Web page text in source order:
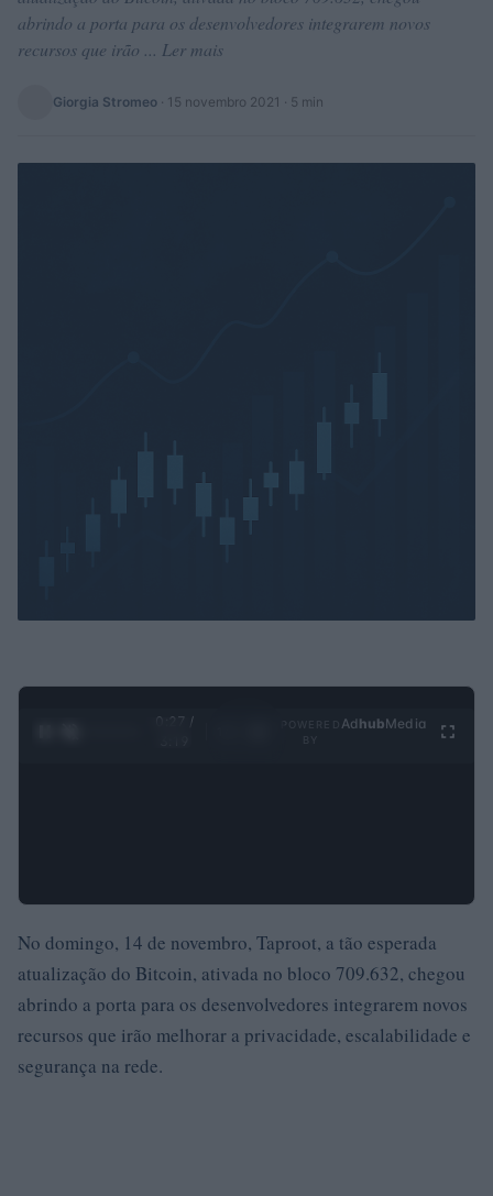
abrindo a porta para os desenvolvedores integrarem novos
recursos que irão ... Ler mais
Giorgia Stromeo · 15 novembro 2021 · 5 min
0:28 /
Ad hubMedia
No domingo, 14 de novembro, Taproot, a tão esperada
atualização do Bitcoin, ativada no bloco 709.632, chegou
abrindo a porta para os desenvolvedores integrarem novos
recursos que irão melhorar a privacidade, escalabilidade e
segurança na rede.